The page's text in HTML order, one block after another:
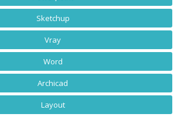
Sketchup
Vray
Word
Archicad
Layout